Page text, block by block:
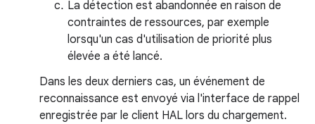
La détection est abandonnée en raison de
contraintes de ressources, par exemple
lorsqu'un cas d'utilisation de priorité plus
élevée a été lancé.
Dans les deux derniers cas, un événement de
reconnaissance est envoyé via l'interface de rappel
enregistrée par le client HAL lors du chargement.